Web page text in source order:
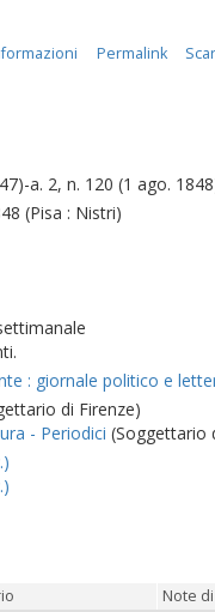
Permalink
a. 2, n. 120 (1 ago.
(Pisa : Nistri)
: giornale politico e
di Firenze)
- Periodici (Soggettario
Note